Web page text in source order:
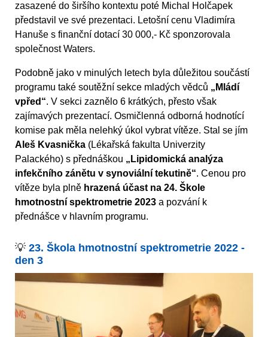
zasazené do širšího kontextu poté Michal Holčapek
představil ve své prezentaci. Letošní cenu Vladimíra
Hanuše s finanční dotací 30 000,- Kč sponzorovala
společnost Waters.
Podobně jako v minulých letech byla důležitou součástí
programu také soutěžní sekce mladých vědců „Mládí
vpřed“. V sekci zaznělo 6 krátkých, přesto však
zajímavých prezentací. Osmičlenná odborná hodnotící
komise pak měla nelehký úkol vybrat vítěze. Stal se jím
Aleš Kvasnička (Lékařská fakulta Univerzity
Palackého) s přednáškou „Lipidomická analýza
infekčního zánětu v synoviální tekutině“. Cenou pro
vítěze byla plně hrazená účast na 24. Škole
hmotnostní spektrometrie 2023 a pozvání k
přednášce v hlavním programu.
💡 23. Škola hmotnostní spektrometrie 2022 -
den 3